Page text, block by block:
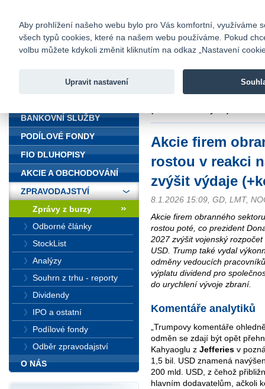
Fio banka
Fio banka
Akcie firem
rostou v reakci
zvýšit výdaje
8.1.2026 15:09, GD, LMT,
Akcie firem obranného
rostou poté, co prezident
2027 zvýšit vojenský
USD. Trump také vydal
odměny vedoucích
výplatu dividend pro
do urychlení vývoje zbraní.
Komentáře analytiků
„Trumpovy komentáře
odměn se zdají být opět
Kahyaoglu z Jefferies v
1,5 bil. USD znamená
200 mld. USD, z čehož
hlavním dodavatelům, ačkoli
BANKOVNÍ SLUŽBY
PODÍLOVÉ FONDY
FIO DLUHOPISY
AKCIE A OBCHODOVÁNÍ
ZPRAVODAJSTVÍ
Zprávy z burzy
Odborné články
StockList
Analýzy
Souhrn z trhu - reporty
Dividendy
IPO a ostatní
Podílové fondy
Odběr zpravodajství
O NÁS
Aby prohlížení našeho webu bylo pro Vás komfortní, využíváme
všech typů cookies, které na našem webu používáme. Pokud
volbu můžete kdykoli změnit kliknutím na odkaz „Nastavení
Upravit nastavení